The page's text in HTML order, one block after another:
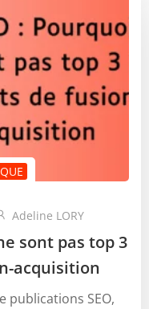
Adeline LORY
sont pas top 3
acquisition
publications SEO,